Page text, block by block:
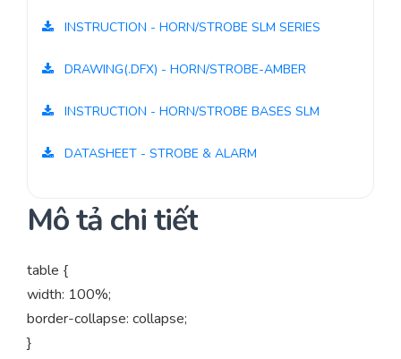
INSTRUCTION - HORN/STROBE SLM SERIES
DRAWING(.DFX) - HORN/STROBE-AMBER
INSTRUCTION - HORN/STROBE BASES SLM
DATASHEET - STROBE & ALARM
Mô tả chi tiết
table {
width: 100%;
border-collapse: collapse;
}